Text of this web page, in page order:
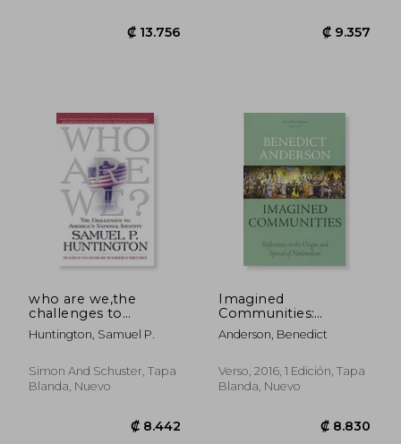
who are we,the
challenges to
america´s national
identity (en Inglés)
Huntington, Samuel P.
Simon And Schuster, Tapa
Blanda, Nuevo
Imagined
Communities:
Reflections on the
Origin and Spread of
Inglés)
Anderson, Benedict
Verso, 2016, 1 Edición, Tapa
Blanda, Nuevo